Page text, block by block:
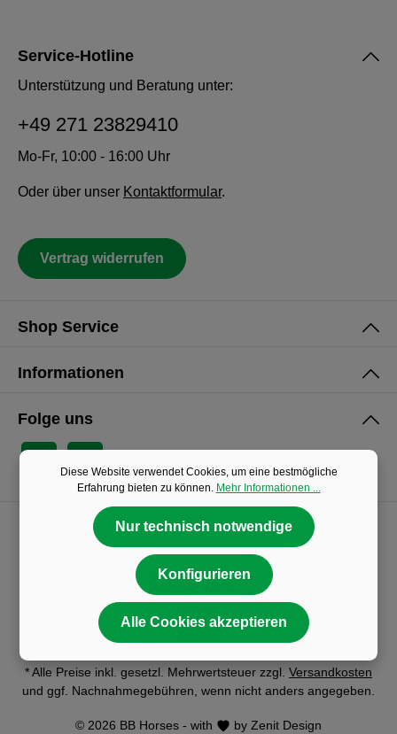
Service-Hotline
Unterstützung und Beratung unter:
+49 271 23829410
Mo-Fr, 10:00 - 16:00 Uhr
Oder über unser Kontaktformular.
Vertrag widerrufen
Shop Service
Informationen
Folge uns
© 2026 BB Horses - with byZenit Design
* Alle Preise inkl. gesetzl. Mehrwertsteuer zzgl. Versandkosten
und ggf. Nachnahmegebühren, wenn nicht anders angegeben.
Diese Website verwendet Cookies, um eine bestmögliche
Erfahrung bieten zu können. Mehr Informationen ...
Nur technisch notwendige
Konfigurieren
Alle Cookies akzeptieren